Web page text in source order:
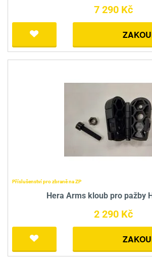
7 290 Kč
Příslušenství pro zbraně na ZP
Hera Arms kloub pro pažby
2 290 Kč